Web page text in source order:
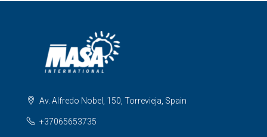
Av. Alfredo Nobel, 150, Torrevieja, Spain
+37065653735